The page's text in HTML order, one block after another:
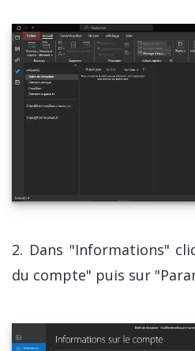
2. Dans "Informations"
du compte" puis sur